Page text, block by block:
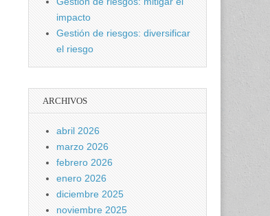
impacto
Gestión de riesgos: diversificar
el riesgo
ARCHIVOS
abril 2026
marzo 2026
febrero 2026
enero 2026
diciembre 2025
noviembre 2025